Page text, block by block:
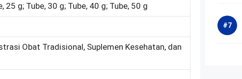
25 g; Tube, 30 g; Tube, 40 g; Tube, 50 g
Obat Tradisional, Suplemen Kesehatan, dan